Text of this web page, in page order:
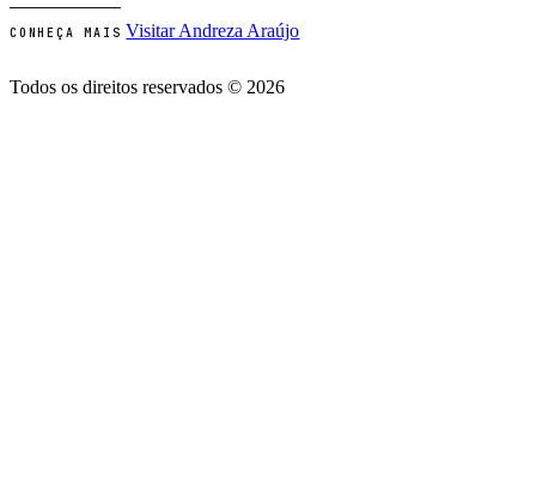
CONHEÇA MAIS Visitar Andreza Araújo
Todos os direitos reservados © 2026